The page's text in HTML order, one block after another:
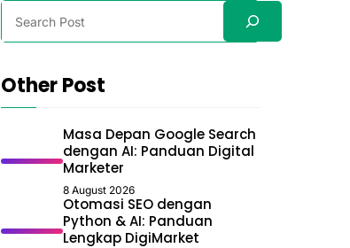
Search
Other Post
Masa Depan Google Search
dengan AI: Panduan Digital
Marketer
8 August 2026
Otomasi SEO dengan
Python & AI: Panduan
Lengkap DigiMarket